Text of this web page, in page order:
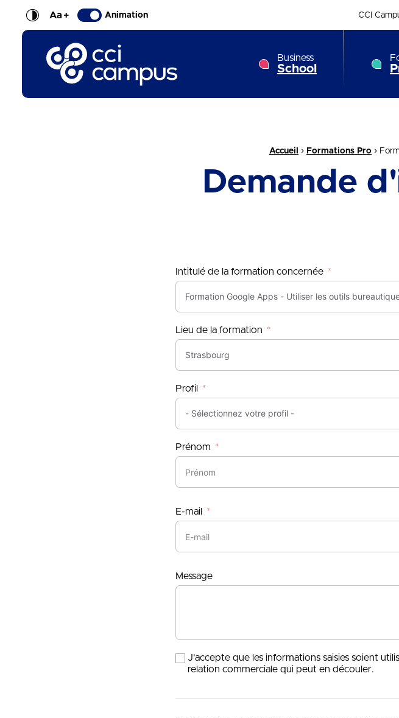
Aa+ Animation CCI
CCI Campus La formation qui vous ressemble
Business
School
Accueil › Formations Pro ›
Demande
Intitulé de la formation concernée
Lieu de la formation
Profil
Prénom
E-mail
Message
J'accepte que les informations saisies soient
relation commerciale qui peut en découler.